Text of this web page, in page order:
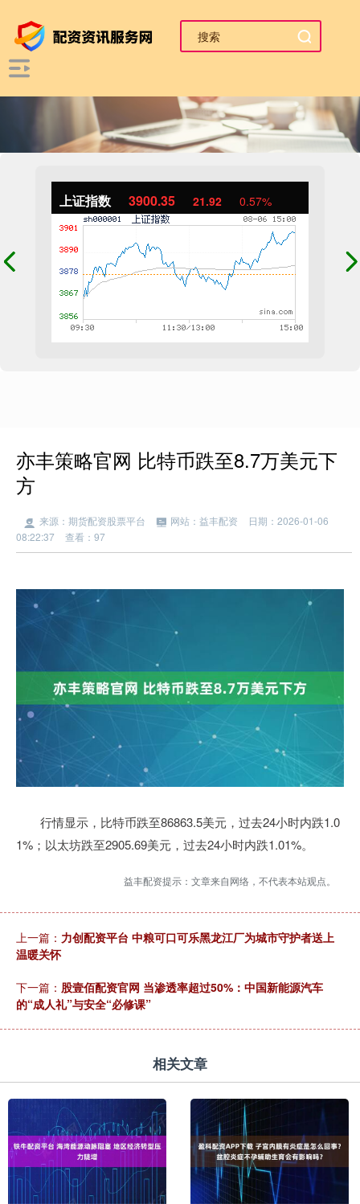
上证指数 3900.35 21.92 0.57%
亦丰策略官网 比特币跌至8.7万美元下
方
来源：期货配资股票平台 网站：益丰配资
日期：2026-01-06
08:22:37
查看：97
行情显示，比特币跌至86863.5美元，过去24小时内跌1.0
1%；以太坊跌至2905.69美元，过去24小时内跌1.01%。
益丰配资提示：文章来自网络，不代表本站观点。
上一篇： 力创配资平台 中粮可口可乐黑龙江厂为城市守护者送上
温暖关怀
下一篇： 股壹佰配资官网 当渗透率超过50%：中国新能源汽车
的“成人礼”与安全“必修课”
相关文章